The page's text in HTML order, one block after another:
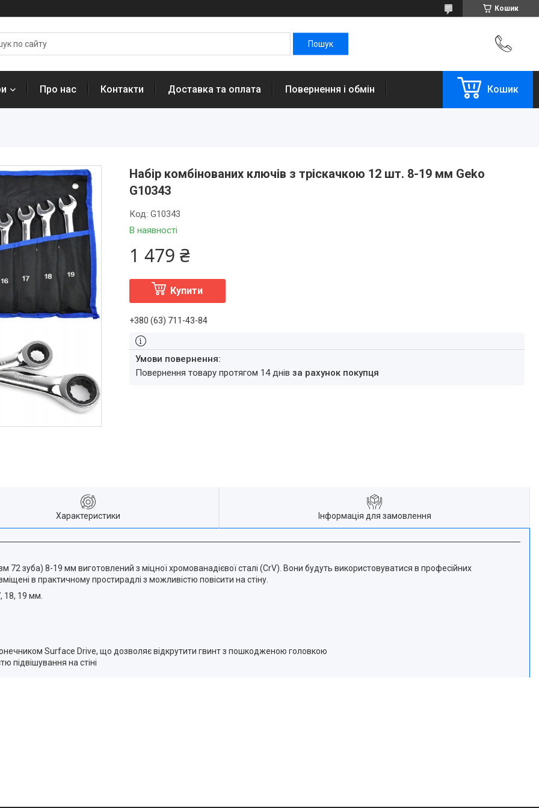
Кошик
Про нас Контакти Доставка та оплата Повернення і обмін Кошик
Набір комбінованих ключів з тріскачкою 12 шт. 8-19 мм Geko
G10343
В наявності
Код: G10343
1 479 ₴
Купити
+380 (63) 711-43-84
повернення товару протягом 14 днів за рахунок покупця
Характеристики Інформація для замовлення
72 зуба) 8-19 мм виготовлений з міцної хромованадієвої сталі (CrV). Вони будуть використовуватися в професійних
в практичному простирадлі з можливістю повісити на стіну.
18, 19 мм.
Surface Drive, що дозволяє відкрутити гвинт з пошкодженою головкою
підвішування на стіні